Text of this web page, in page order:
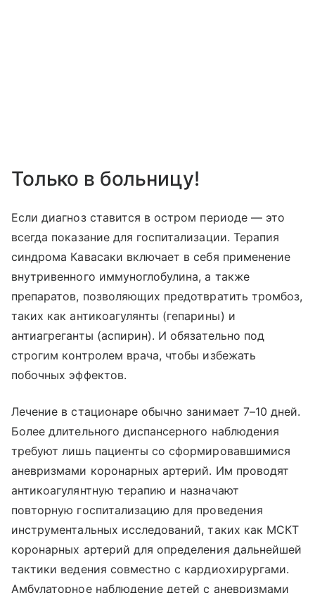
Только в больницу!
Если диагноз ставится в остром периоде — это
всегда показание для госпитализации. Терапия
синдрома Кавасаки включает в себя применение
внутривенного иммуноглобулина, а также
препаратов, позволяющих предотвратить тромбоз,
таких как анти­коагулянты (гепарины) и
антиагреганты (аспирин). И обязательно под
строгим контролем врача, чтобы избежать
побочных эффектов.
Лечение в стационаре обычно занимает 7–10 дней.
Более длительного диспансерного наблюдения
требуют лишь пациенты со сформировавшимися
аневризмами коронарных артерий. Им проводят
антикоагулянтную терапию и назначают
повторную госпитализацию для проведения
инструментальных исследований, таких как МСКТ
коронарных артерий для определения дальнейшей
тактики ведения совместно с кардиохирургами.
Амбулаторное наблюдение детей с аневризмами